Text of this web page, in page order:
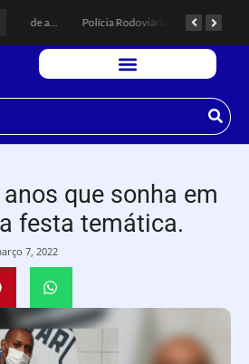
Polícia Rodoviária resgata bicho-preguiça na Rodovia dos Imigrantes, em Cubatão.
que sonha em
festa temática.
7, 2022